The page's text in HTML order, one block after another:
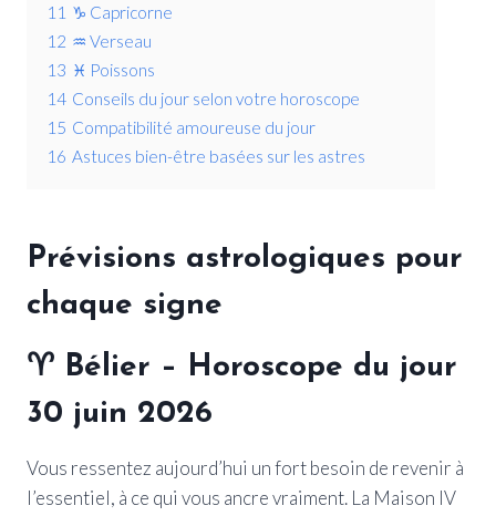
11 ♑ Capricorne
12 ♒ Verseau
13 ♓ Poissons
14 Conseils du jour selon votre horoscope
15 Compatibilité amoureuse du jour
16 Astuces bien-être basées sur les astres
Prévisions astrologiques pour
chaque signe
♈ Bélier – Horoscope du jour
30 juin 2026
Vous ressentez aujourd’hui un fort besoin de revenir à
l’essentiel, à ce qui vous ancre vraiment. La Maison IV